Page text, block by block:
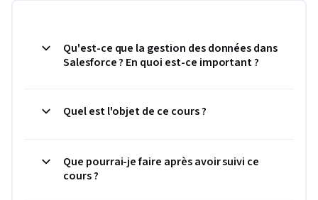
Qu'est-ce que la gestion des données dans
Salesforce ? En quoi est-ce important ?
Quel est l'objet de ce cours ?
Que pourrai-je faire après avoir suivi ce
cours ?